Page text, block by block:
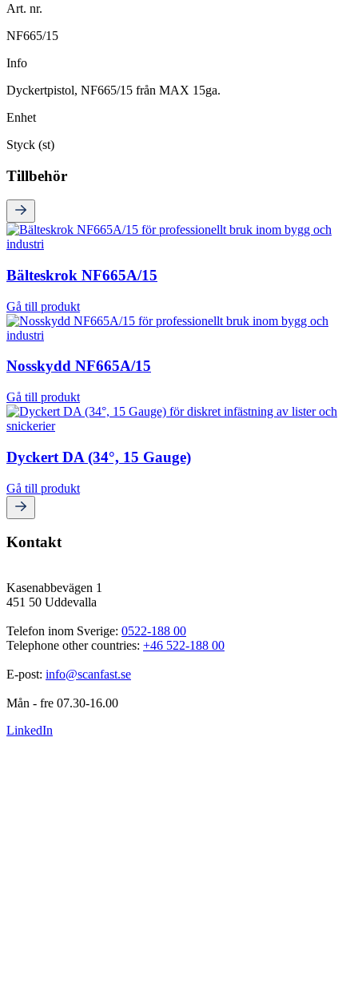
Art. nr.
NF665/15
Info
Dyckertpistol, NF665/15 från MAX 15ga.
Enhet
Styck (st)
Tillbehör
Bälteskrok NF665A/15
Gå till produkt
Nosskydd NF665A/15
Gå till produkt
Dyckert DA (34°, 15 Gauge)
Gå till produkt
Kontakt
Kasenabbevägen 1
451 50 Uddevalla
Telefon inom Sverige: 0522-188 00
Telephone other countries: +46 522-188 00
E-post: info@scanfast.se
Mån - fre 07.30-16.00
LinkedIn